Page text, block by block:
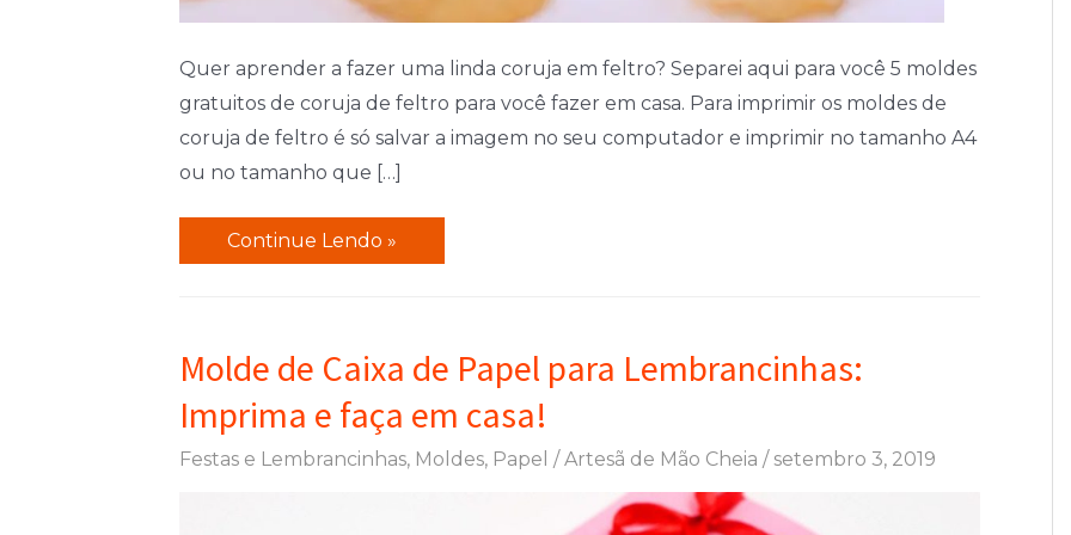
Quer aprender a fazer uma linda coruja em feltro? Separei aqui para você 5 moldes
gratuitos de coruja de feltro para você fazer em casa. Para imprimir os moldes de
coruja de feltro é só salvar a imagem no seu computador e imprimir no tamanho A4
ou no tamanho que […]
Coruja
Molde:
5
Moldes
Continue Lendo »
Molde de Caixa de Papel para Lembrancinhas:
Imprima e faça em casa!
Festas e Lembrancinhas, Moldes, Papel /Artesã de Mão Cheia /setembro 3, 2019